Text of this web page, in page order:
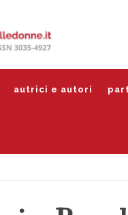
autrici e autori